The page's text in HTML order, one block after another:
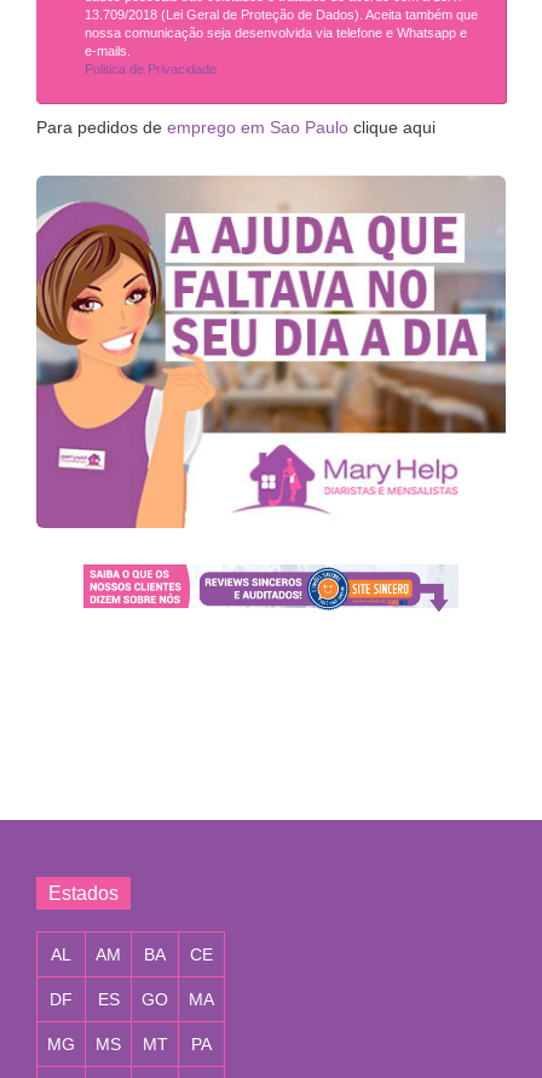
13.709/2018 (Lei Geral de Proteção de Dados). Aceita também que
nossa comunicação seja desenvolvida via telefone e Whatsapp e
e-mails.
Politica de Privacidade
Para pedidos de emprego em Sao Paulo clique aqui
Estados
AL AM BA CE
DF ES GO MA
MG MS MT PA